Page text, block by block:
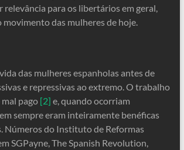
relevância para os libertários em geral,
movimento das mulheres de hoje.
das mulheres espanholas antes de
e repressivas ao extremo. O trabalho
pago [2] e, quando ocorriam
sempre eram inteiramente benéficas
Números do Instituto de Reformas
SGPayne, The Spanish Revolution,